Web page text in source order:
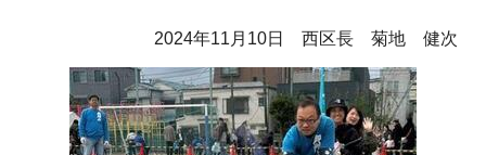
2024年11月10日 西区長 菊地 健次